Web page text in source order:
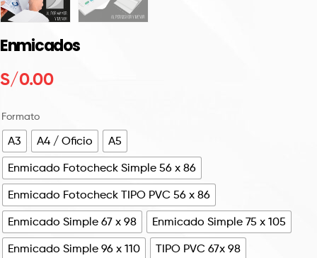
Enmicados
S/‎0.00
Formato
A3 A4 / Oficio
A5
Enmicado Fotocheck Simple 56 x 86
Enmicado Fotocheck TIPO PVC 56 x 86
Enmicado Simple 67 x 98
Enmicado Simple 75 x 105
Enmicado Simple 96 x 110
TIPO PVC 67x 98